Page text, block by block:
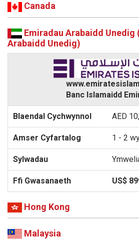
Canada
Emiradau Arabaidd Unedig
Arabaidd Unedig)
Banc Islamaidd
AED
1 - 2
US$
Hong Kong
Malaysia